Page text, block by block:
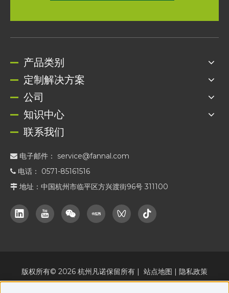
产品类别
定制解决方案
公司
知识中心
联系我们
 电子邮件： service@fannal.com
 电话： 0571-85161516
 地址：中国杭州市临平区方兴渡街96号 311100
版权所有© 2026 杭州凡诺保留所有 | 站点地图 | 隐私政策
FANNAL 的官方在线营销平台，与cn.fannal.com并行运作。